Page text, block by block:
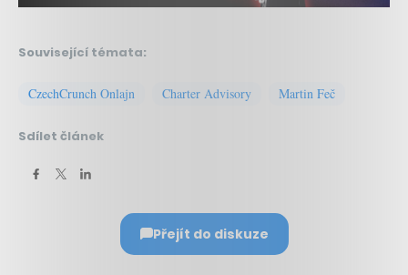
Související témata:
CzechCrunch Onlajn Charter Advisory Martin Feč
Sdílet článek
Přejít do diskuze